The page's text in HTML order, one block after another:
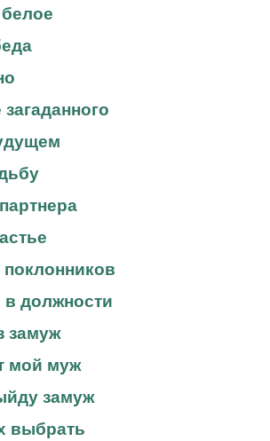
должности
замуж
мой муж
замуж
выбрать